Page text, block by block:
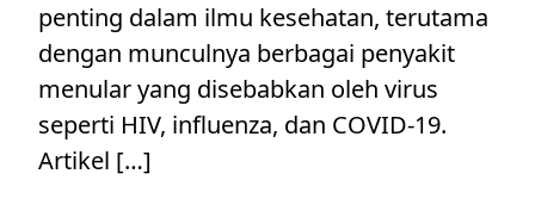
penting dalam ilmu kesehatan, terutama
dengan munculnya berbagai penyakit
menular yang disebabkan oleh virus
seperti HIV, influenza, dan COVID-19.
Artikel […]